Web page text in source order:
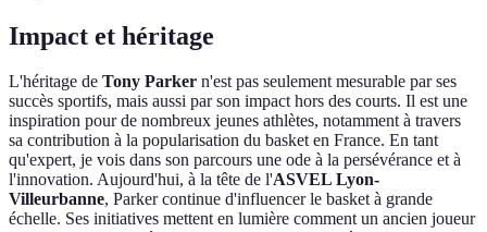
Impact et héritage
L'héritage de Tony Parker n'est pas seulement mesurable par ses
succès sportifs, mais aussi par son impact hors des courts. Il est une
inspiration pour de nombreux jeunes athlètes, notamment à travers
sa contribution à la popularisation du basket en France. En tant
qu'expert, je vois dans son parcours une ode à la persévérance et à
l'innovation. Aujourd'hui, à la tête de l'ASVEL Lyon-
Villeurbanne, Parker continue d'influencer le basket à grande
échelle. Ses initiatives mettent en lumière comment un ancien joueur